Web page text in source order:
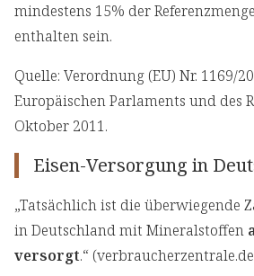
mindestens 15% der
enthalten sein.
Quelle: Verordnung (EU) Nr. 1169/
Europäischen Parlaments und des
Oktober 2011.
Eisen-Versorgung in
„Tatsächlich ist die überwiegende
in Deutschland mit Mineralstoffen
versorgt.“